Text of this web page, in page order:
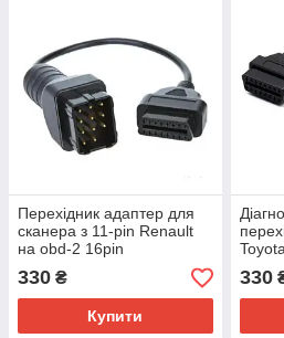
Перехідник адаптер для
сканера з 11-pin Renault
на obd-2 16pin
330 ₴
Купити
pin
330